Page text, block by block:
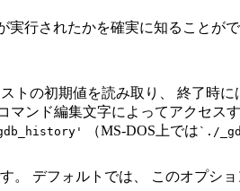
行されたかを確実に知ることが
トの初期値を読み取り、 終了時
ンド編集文字によってアクセス
（MS-DOS上では `./
。 デフォルトでは、 このオプシ